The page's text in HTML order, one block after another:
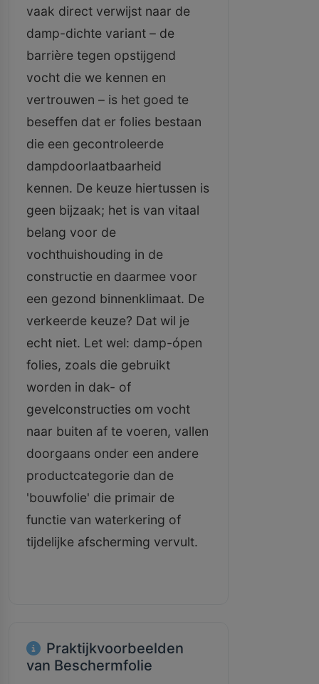
vaak direct verwijst naar de
damp-dichte variant – de
barrière tegen opstijgend
vocht die we kennen en
vertrouwen – is het goed te
beseffen dat er folies bestaan
die een gecontroleerde
dampdoorlaatbaarheid
kennen. De keuze hiertussen is
geen bijzaak; het is van vitaal
belang voor de
vochthuishouding in de
constructie en daarmee voor
een gezond binnenklimaat. De
verkeerde keuze? Dat wil je
echt niet. Let wel: damp-ópen
folies, zoals die gebruikt
worden in dak- of
gevelconstructies om vocht
naar buiten af te voeren, vallen
doorgaans onder een andere
productcategorie dan de
'bouwfolie' die primair de
functie van waterkering of
tijdelijke afscherming vervult.
Praktijkvoorbeelden
van Beschermfolie